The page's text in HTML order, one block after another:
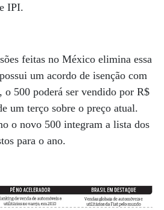
IPI.
feitas no México elimina essa
um acordo de isenção com
o 500 poderá ser vendido por R$
um terço sobre o preço atual.
o novo 500 integram a lista dos
para o ano.